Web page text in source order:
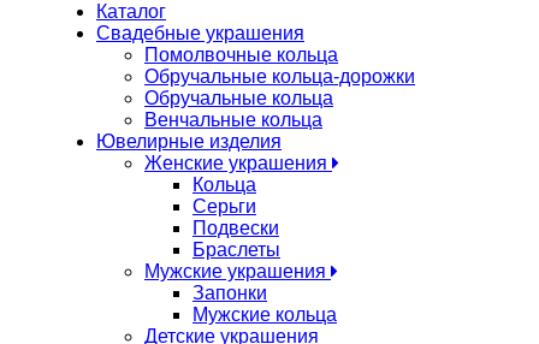
Каталог
Свадебные украшения
Помолвочные кольца
Обручальные кольца-дорожки
Обручальные кольца
Венчальные кольца
Ювелирные изделия
Женские украшения
Кольца
Серьги
Подвески
Браслеты
Мужские украшения
Запонки
Мужские кольца
Детские украшения